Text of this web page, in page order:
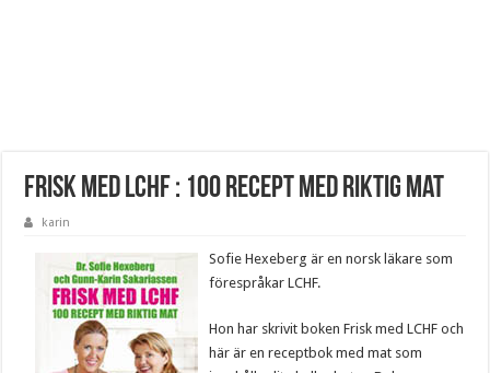
Frisk med LCHF : 100 recept med riktig mat
karin
Sofie Hexeberg är en norsk läkare som
förespråkar LCHF.
Hon har skrivit boken Frisk med LCHF och
här är en receptbok med mat som